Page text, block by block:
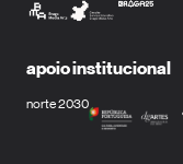
apoio institucional
norte 2030